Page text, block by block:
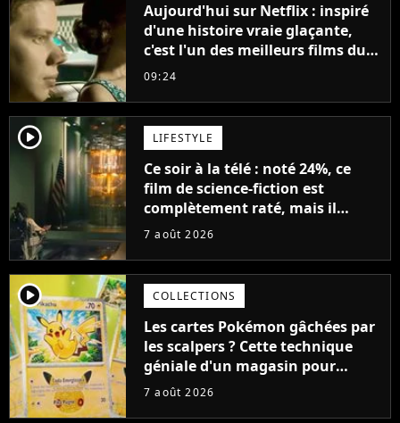
Aujourd'hui sur Netflix : inspiré
d'une histoire vraie glaçante,
c'est l'un des meilleurs films du
21ème siècle
09:24
player2 LIFESTYLE
Ce soir à la télé : noté 24%, ce
film de science-fiction est
complètement raté, mais il
aurait pu être encore pire à
7 août 2026
player2 COLLECTIONS
Les cartes Pokémon gâchées par
les scalpers ? Cette technique
géniale d'un magasin pour
ruiner les revendeurs
7 août 2026